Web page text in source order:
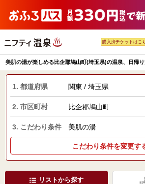
購入済チケットはこ
美肌の湯が楽しめる比企郡鳩山町(埼玉県)の温泉、日帰
1. 都道府県 関東 / 埼玉県
2. 市区町村 比企郡鳩山町
3. こだわり条件 美肌の湯
こだわり条件を変更す
リストから探す